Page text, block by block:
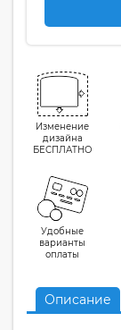
Изменение
дизайна
БЕСПЛАТНО
Удобные
варианты
оплаты
Описание